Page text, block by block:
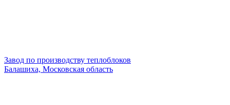
Завод по производству теплоблоков
Балашиха, Московская область